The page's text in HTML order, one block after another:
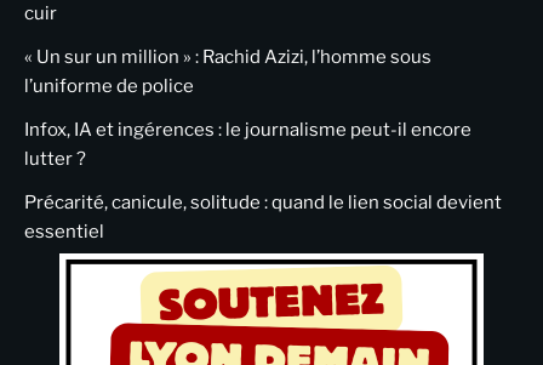
cuir
« Un sur un million » : Rachid Azizi, l’homme sous
l’uniforme de police
Infox, IA et ingérences : le journalisme peut-il encore
lutter ?
Précarité, canicule, solitude : quand le lien social devient
essentiel